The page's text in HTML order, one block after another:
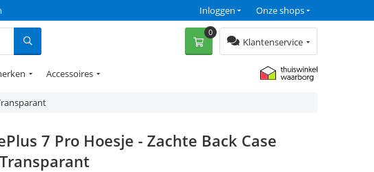
Onze shops
Inloggen
Klantenservice
0
Accessoires
7 Pro Hoesje - Zachte Back Case